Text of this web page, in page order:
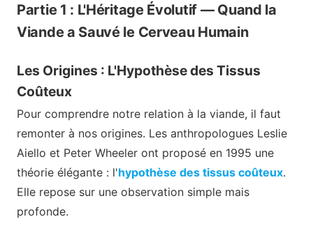
Partie 1 : L'Héritage Évolutif — Quand la
Viande a Sauvé le Cerveau Humain
Les Origines : L'Hypothèse des Tissus
Coûteux
Pour comprendre notre relation à la viande, il faut
remonter à nos origines. Les anthropologues Leslie
Aiello et Peter Wheeler ont proposé en 1995 une
théorie élégante : l'hypothèse des tissus coûteux.
Elle repose sur une observation simple mais
profonde.